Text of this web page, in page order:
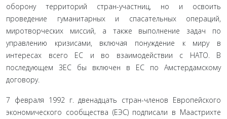
оборону территорий стран-участниц, но и освоить
проведение гуманитарных и спасательных операций,
миротворческих миссий, а также выполнение задач по
управлению кризисами, включая понуждение к миру в
интересах всего ЕС и во взаимодействии с НАТО. В
последующем ЗЕС бы включен в ЕС по Амстердамскому
договору.
7 февраля 1992 г. двенадцать стран-членов Европейского
экономического сообщества (ЕЭС) подписали в Маастрихте